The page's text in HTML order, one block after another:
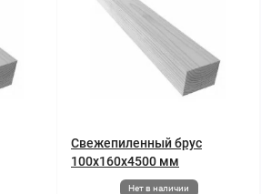
Свежепиленный брус
100x160x4500 мм
Нет в наличии